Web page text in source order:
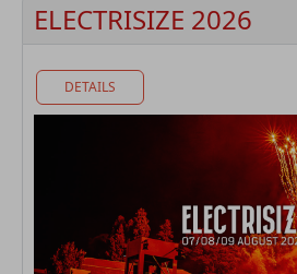
ELECTRISIZE 2026
DETAILS